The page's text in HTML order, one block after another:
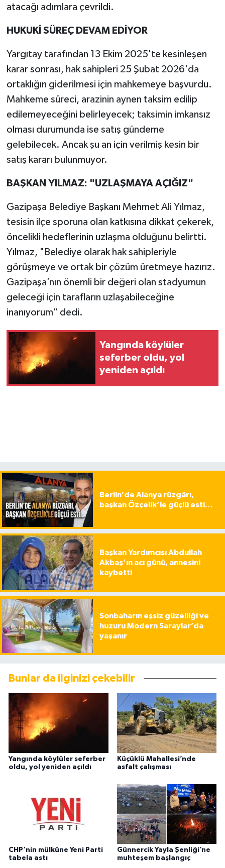
atacağı adımlara çevrildi.
HUKUKİ SÜREÇ DEVAM EDİYOR
Yargıtay tarafından 13 Ekim 2025'te kesinleşen
karar sonrası, hak sahipleri 25 Şubat 2026'da
ortaklığın giderilmesi için mahkemeye başvurdu.
Mahkeme süreci, arazinin aynen taksim edilip
edilemeyeceğini belirleyecek; taksimin imkansız
olması durumunda ise satış gündeme
gelebilecek. Ancak şu an için verilmiş kesin bir
satış kararı bulunmuyor.
BAŞKAN YILMAZ: "UZLAŞMAYA AÇIĞIZ"
Gazipaşa Belediye Başkanı Mehmet Ali Yılmaz,
tesisin ilçe sporuna olan katkısına dikkat çekerek,
öncelikli hedeflerinin uzlaşma olduğunu belirtti.
Yılmaz, "Belediye olarak hak sahipleriyle
görüşmeye ve ortak bir çözüm üretmeye hazırız.
Gazipaşa’nın önemli bir değeri olan stadyumun
geleceği için tarafların uzlaşabileceğine
inanıyorum" dedi.
Yangında köylüler
seferber oldu, yol
yeniden açıldı
Berlin’de Alanya rüzgârı,
başkan Özçelik’le güçlü esti…
Başkan Yardımcısı Abdullah
Akbaş’ın acı günü, annesini
kaybetti
Sonbaharın eşsiz güzelliği ve
huzuru Modern Saraylar’da
yaşanır
Bunlar da ilginizi çekebilir
Yangında köylüler seferber
oldu, yol yeniden açıldı
Küçüklü Mahallesi’nde
asfalt çalışması
CHP'nin mülküne Yeni Parti
tabela astı
Günnercik Yayla Şenliği’ne
muhteşem başlangıç